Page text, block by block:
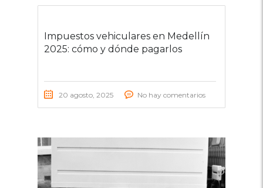
Impuestos vehiculares en Medellín
2025: cómo y dónde pagarlos
20 agosto, 2025 No hay comentarios